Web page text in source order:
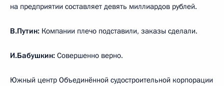
на предприятии составляет девять миллиардов рублей.
В.Путин: Компании плечо подставили, заказы сделали.
И.Бабушкин: Совершенно верно.
Южный центр Объединённой судостроительной корпорации